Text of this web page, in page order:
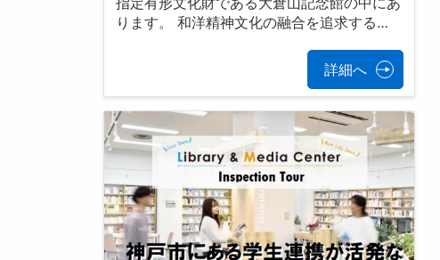
ります。 和洋精神文化の融合を追求する…
詳細へ